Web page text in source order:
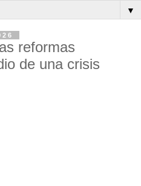
▼
reformas
de una crisis